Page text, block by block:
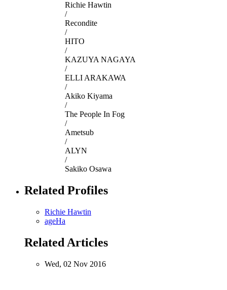
Richie Hawtin
/
Recondite
/
HITO
/
KAZUYA NAGAYA
/
ELLI ARAKAWA
/
Akiko Kiyama
/
The People In Fog
/
Ametsub
/
ALYN
/
Sakiko Osawa
Related Profiles
Richie Hawtin
ageHa
Related Articles
Wed, 02 Nov 2016